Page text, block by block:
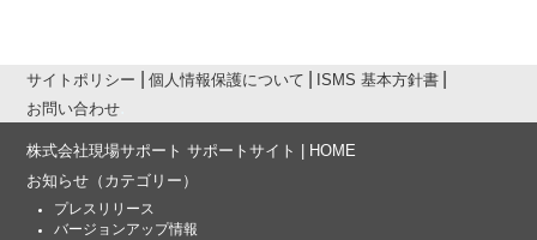
サイトポリシー 個人情報保護について
ISMS 基本方針書
お問い合わせ
株式会社現場サポート サポートサイト | HOME
お知らせ （カテゴリー）
プレスリリース
バージョンアップ情報